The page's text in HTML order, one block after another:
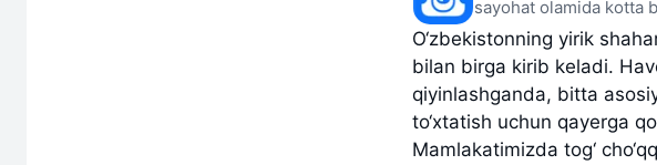
sayohat olamida kotta
O‘zbekistonning yirik
bilan birga kirib keladi.
qiyinlashganda, bitta
to‘xtatish uchun qayerga
Mamlakatimizda tog‘